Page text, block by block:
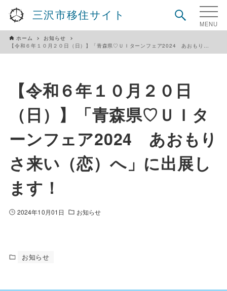
三沢市移住サイト
ホーム
お知らせ
【令和６年１０月２０日（日）】「青森県♡ＵＩターンフェア2024 あおもりさ来い（恋）へ」に出展します！
【令和６年１０月２０日
（日）】「青森県♡ＵＩタ
ーンフェア2024 あおもり
さ来い（恋）へ」に出展し
ます！
2024年10月01日 お知らせ
お知らせ